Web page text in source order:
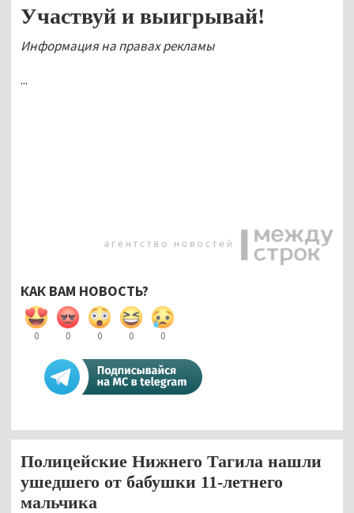
Участвуй и выигрывай!
Информация на правах рекламы
...
КАК ВАМ НОВОСТЬ?
0 0 0 0 0
Полицейские Нижнего Тагила нашли
ушедшего от бабушки 11-летнего
мальчика